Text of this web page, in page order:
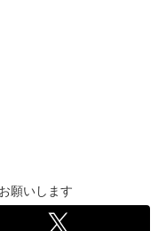
願いします